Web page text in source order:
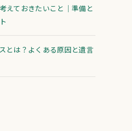
えておきたいこと｜準備と
とは？よくある原因と遺言